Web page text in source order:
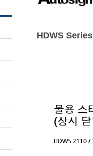
HDWS Series